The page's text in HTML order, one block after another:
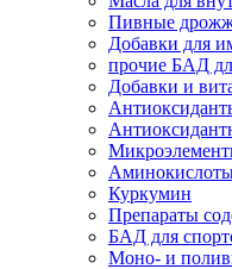
Пивные
Добавки для
прочие БАД
Добавки и
Куркумин
Препараты
БАД для
Моно- и